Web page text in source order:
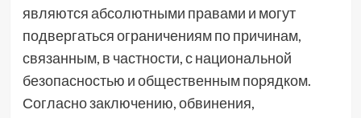
являются абсолютными правами и могут
подвергаться ограничениям по причинам,
связанным, в частности, с национальной
безопасностью и общественным порядком.
Согласно заключению, обвинения,